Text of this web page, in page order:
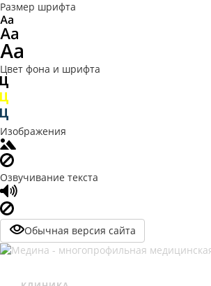
Размер шрифта
Цвет фона и шрифта
Изображения
Озвучивание текста
Обычная версия сайта